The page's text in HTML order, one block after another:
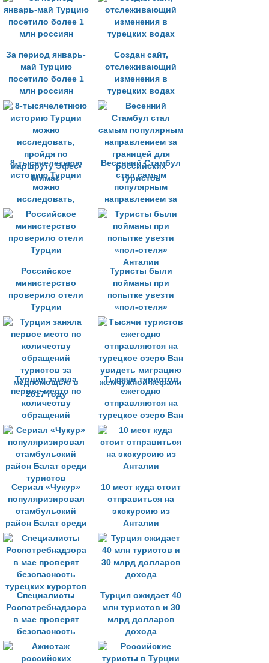
Анатолии
За период январь-
май Турцию
посетило более 1
млн россиян
Создан сайт,
отслеживающий
изменения в
турецких водах
8-тысячелетнюю
историю Турции
можно
исследовать,
пройдя по
маршруту Эфес-
Мимас
Весенний Стамбул
стал самым
популярным
направлением за
границей для
российских
туристов
Российское
министерство
проверило отели
Турции
Туристы были
пойманы при
попытке увезти
«пол-отеля»
Анталии
Турция заняла
первое место по
количеству
обращений
туристов за
медпомощью в
2017 году
Тысячи туристов
ежегодно
отправляются на
турецкое озеро Ван
увидеть миграцию
жемчужной кефали
Сериал «Чукур»
популяризировал
стамбульский
район Балат среди
туристов
10 мест куда стоит
отправиться на
экскурсию из
Анталии
Специалисты
Роспотребнадзора
в мае проверят
безопасность
турецких курортов
Турция ожидает 40
млн туристов и 30
млрд долларов
дохода